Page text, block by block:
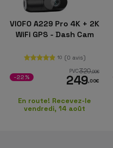
VIOFO A229 Pro 4K + 2K
WiFi GPS - Dash Cam
10 (0 avis)
PVC320,00€
249,00€
-22%
En route! Recevez-le
vendredi, 14 août